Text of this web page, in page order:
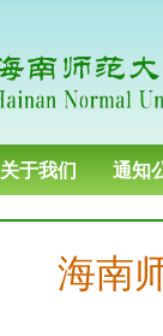
关于我们 通知
海南